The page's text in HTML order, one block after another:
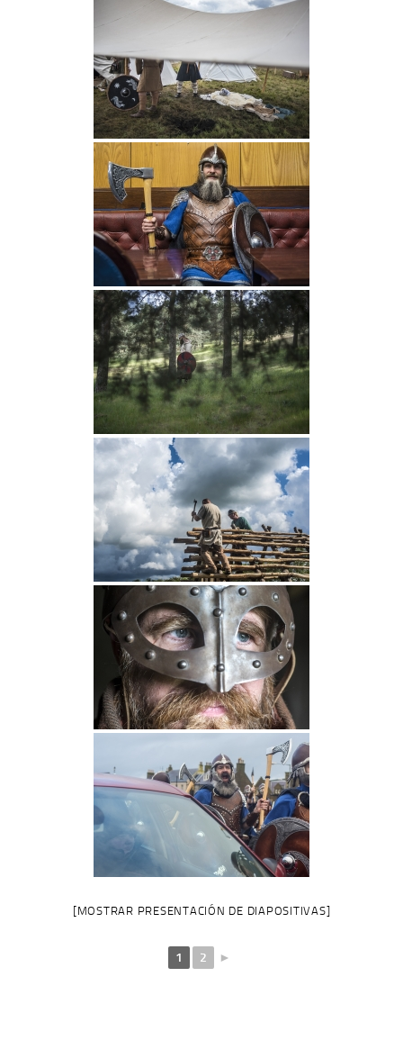
[MOSTRAR PRESENTACIÓN DE DIAPOSITIVAS]
1 2 ►